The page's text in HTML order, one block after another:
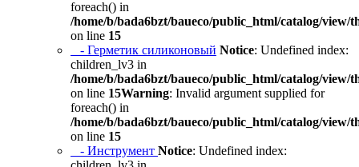
foreach() in
/home/b/bada6bzt/baueco/public_html/catalog/view/
on line 15
- Герметик силиконовый Notice: Undefined index:
children_lv3 in
/home/b/bada6bzt/baueco/public_html/catalog/view/
on line 15Warning: Invalid argument supplied for
foreach() in
/home/b/bada6bzt/baueco/public_html/catalog/view/
on line 15
- Инструмент Notice: Undefined index: